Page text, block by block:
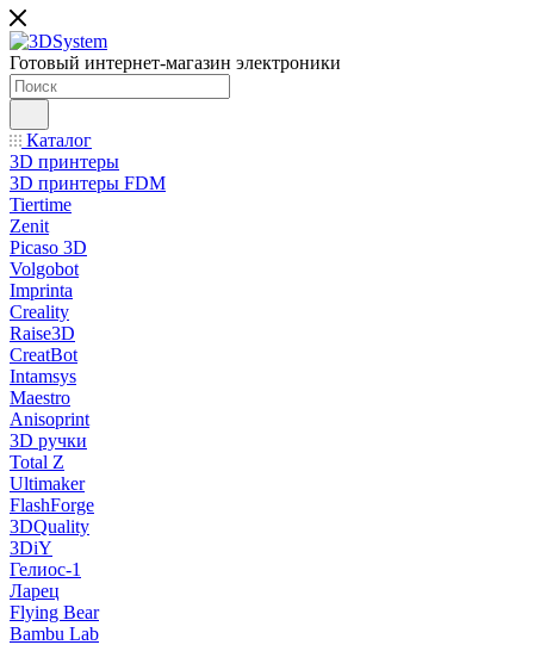
Готовый интернет-магазин электроники
Каталог
3D принтеры
3D принтеры FDM
Tiertime
Zenit
Picaso 3D
Volgobot
Imprinta
Creality
Raise3D
CreatBot
Intamsys
Maestro
Anisoprint
3D ручки
Total Z
Ultimaker
FlashForge
3DQuality
3DiY
Гелиос-1
Ларец
Flying Bear
Bambu Lab